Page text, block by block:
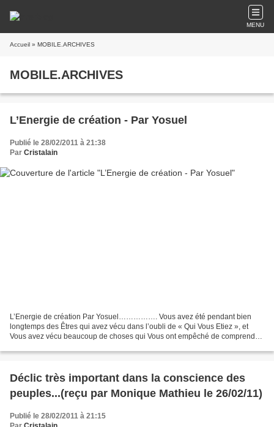
MENU
Accueil » MOBILE.ARCHIVES
MOBILE.ARCHIVES
L’Energie de création - Par Yosuel
Publié le 28/02/2011 à 21:38
Par Cristalain
L’Energie de création Par Yosuel……………. Vous avez été pendant bien
longtemps des Êtres qui avez vécu dans l’oubli de « Qui Vous Etiez », et
Vous avez vécu beaucoup de choses qui Vous ont empêché de comprendre
Déclic très important dans la conscience des
peuples...(reçu par Monique Mathieu le 26/02/11)
Publié le 28/02/2011 à 21:15